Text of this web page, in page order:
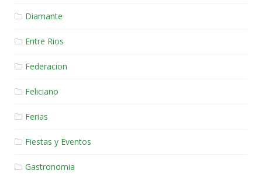
Diamante
Entre Rios
Federacion
Feliciano
Ferias
Fiestas y Eventos
Gastronomia